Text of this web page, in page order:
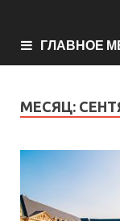
ГЛАВНОЕ
МЕСЯЦ: